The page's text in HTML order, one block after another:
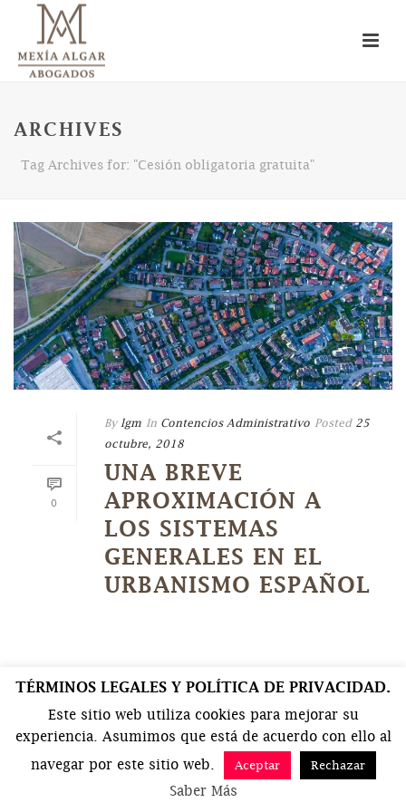
ARCHIVES
Tag Archives for: "Cesión obligatoria gratuita"
0
By lgm In Contencios Administrativo Posted 25
octubre, 2018
UNA BREVE
APROXIMACIÓN A
LOS SISTEMAS
GENERALES EN EL
URBANISMO ESPAÑOL
TÉRMINOS LEGALES Y POLÍTICA DE PRIVACIDAD.
Este sitio web utiliza cookies para mejorar su
experiencia. Asumimos que está de acuerdo con ello al
navegar por este sitio web.
Aceptar Rechazar
Saber Más